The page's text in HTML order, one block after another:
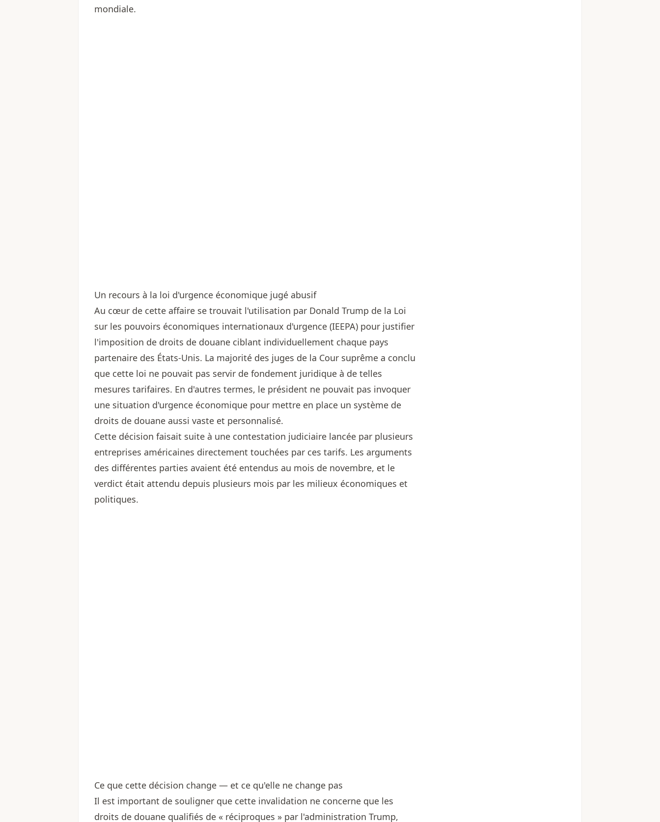
mondiale.
Un recours à la loi d'urgence économique jugé abusif
Au cœur de cette affaire se trouvait l'utilisation par Donald Trump de la Loi
sur les pouvoirs économiques internationaux d'urgence (IEEPA) pour justifier
l'imposition de droits de douane ciblant individuellement chaque pays
partenaire des États-Unis. La majorité des juges de la Cour suprême a conclu
que cette loi ne pouvait pas servir de fondement juridique à de telles
mesures tarifaires. En d'autres termes, le président ne pouvait pas invoquer
une situation d'urgence économique pour mettre en place un système de
droits de douane aussi vaste et personnalisé.
Cette décision faisait suite à une contestation judiciaire lancée par plusieurs
entreprises américaines directement touchées par ces tarifs. Les arguments
des différentes parties avaient été entendus au mois de novembre, et le
verdict était attendu depuis plusieurs mois par les milieux économiques et
politiques.
Ce que cette décision change — et ce qu'elle ne change pas
Il est important de souligner que cette invalidation ne concerne que les
droits de douane qualifiés de « réciproques » par l'administration Trump,